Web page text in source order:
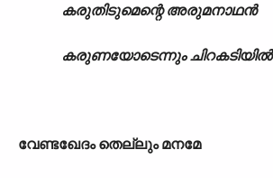
കരുതിടുമെന്റെ അരുമനാഥൻ
കരുണയോടെന്നും ചിറകടിയിൽ
വേണ്ടഖേദം തെല്ലും മനമേ